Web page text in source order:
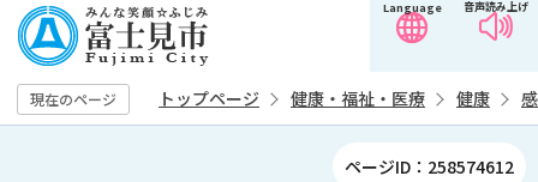
の
ペ
ー
音声読み上げ
Language
現在のページ トップページ 健康・福祉・医療 健康
ページID：258574612